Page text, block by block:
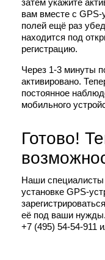
затем укажите
вам вместе с GPS-
полей ещё раз
находится под
регистрацию.
Через 1-3 минуты
активировано.
постоянное
мобильного
Готово!
Наши специалисты
установке GPS-
её под ваши
+7 (495) 54-54-911